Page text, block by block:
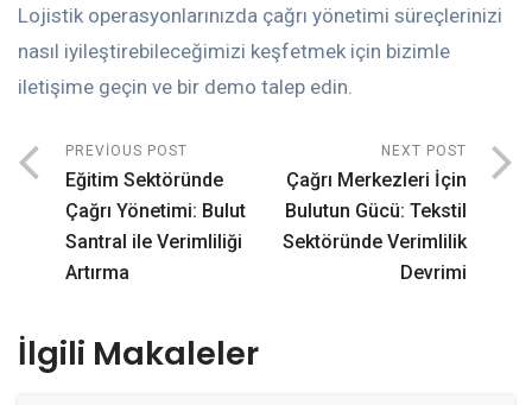
Lojistik operasyonlarınızda çağrı yönetimi süreçlerinizi
nasıl iyileştirebileceğimizi keşfetmek için bizimle
iletişime geçin ve bir demo talep edin.
PREVIOUS POST
Eğitim Sektöründe
Çağrı Yönetimi: Bulut
Santral ile Verimliliği
Artırma
NEXT POST
Çağrı Merkezleri İçin
Bulutun Gücü: Tekstil
Sektöründe Verimlilik
Devrimi
İlgili Makaleler